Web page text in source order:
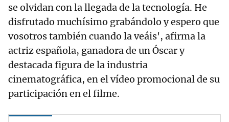
se olvidan con la llegada de la tecnología. He
disfrutado muchísimo grabándolo y espero que
vosotros también cuando la veáis', afirma la
actriz española, ganadora de un Óscar y
destacada figura de la industria
cinematográfica, en el vídeo promocional de su
participación en el filme.